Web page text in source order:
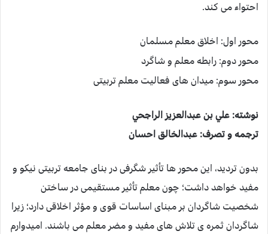
احتواء می کند.
محور اول: اخلاق معلم مسلمان
محور دوم: رابطه معلم و شاگرد
محور سوم: میدان های فعالیت معلم تربیتی
نوشته: علي بن عبدالعزيز الراجحي
ترجمه و تصرف: عبدالخالق احسان
بدون تردید، این محور ها تأثیر شگرفی در بنای جامعه تربیتی نیکو و
مفید خواهد داشت؛ چون معلم تأثیر مستقیمی در ساختن
شخصیت شاگردان بر مبنای اساسات قوی و مؤثر اخلاقی دارد؛ زیرا
شاگردان ثمره ی تلاش های مفید و مضر معلم می باشند. امیدوارم